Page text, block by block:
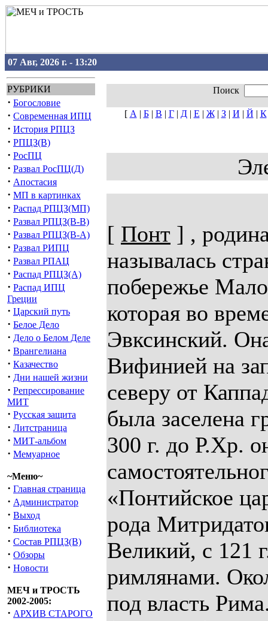
07 Авг, 2026 г. - 13:20
РУБРИКИ
· Богословие
· Современная ИПЦ
· История РПЦЗ
· РПЦЗ(В)
· РосПЦ
· Развал РосПЦ(Д)
· Апостасия
· МП в картинках
· Распад РПЦЗ(МП)
· Развал РПЦЗ(В-В)
· Развал РПЦЗ(В-А)
· Развал РИПЦ
· Развал РПАЦ
· Распад РПЦЗ(А)
· Распад ИПЦ
Греции
· Царский путь
· Белое Дело
· Дело о Белом Деле
· Врангелиана
· Казачество
· Дни нашей жизни
· Репрессирование
МИТ
· Русская защита
· Литстраница
· МИТ-альбом
· Мемуарное
~Меню~
· Главная страница
· Администратор
· Выход
· Библиотека
· Состав РПЦЗ(В)
· Обзоры
· Новости
МЕЧ и ТРОСТЬ
2002-2005:
· АРХИВ СТАРОГО
Поиск
[ А | Б| В | Г| Д| Е | Ж| З| И | Й | К
[ Понт ] ,
называлась
побережье
которая во
Эвксинский.
Вифинией на
северу от
была заселена
300 г. до Р.Хр.
«Понтийское
рода
Великий, с 121
римлянами.
под власть